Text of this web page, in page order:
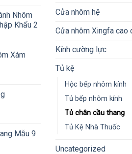
Nhôm
Khẩu 2
Xám
Mẫu 9
Cửa nhôm hệ
Cửa nhôm Xingfa cao
Kính cường lực
Tủ kệ
Hộc bếp nhôm kính
Tủ bếp nhôm kính
Tủ chân cầu thang
Tủ Kệ Nhà Thuốc
Uncategorized